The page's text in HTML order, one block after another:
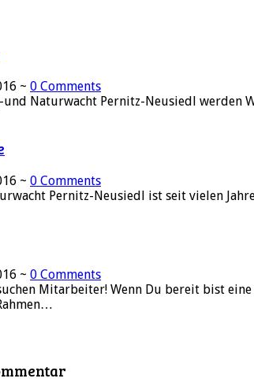
~ 0 Comments
und Naturwacht Pernitz-Neusiedl
~ 0 Comments
Pernitz-Neusiedl ist seit vielen
~ 0 Comments
Mitarbeiter! Wenn Du bereit bist